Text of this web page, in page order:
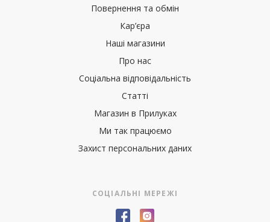
Повернення та обмін
Кар’єра
Наші магазини
Про нас
Соціальна відповідальність
Статті
Магазин в Прилуках
Ми так працюємо
Захист персональних даних
СОЦІАЛЬНІ МЕРЕЖІ